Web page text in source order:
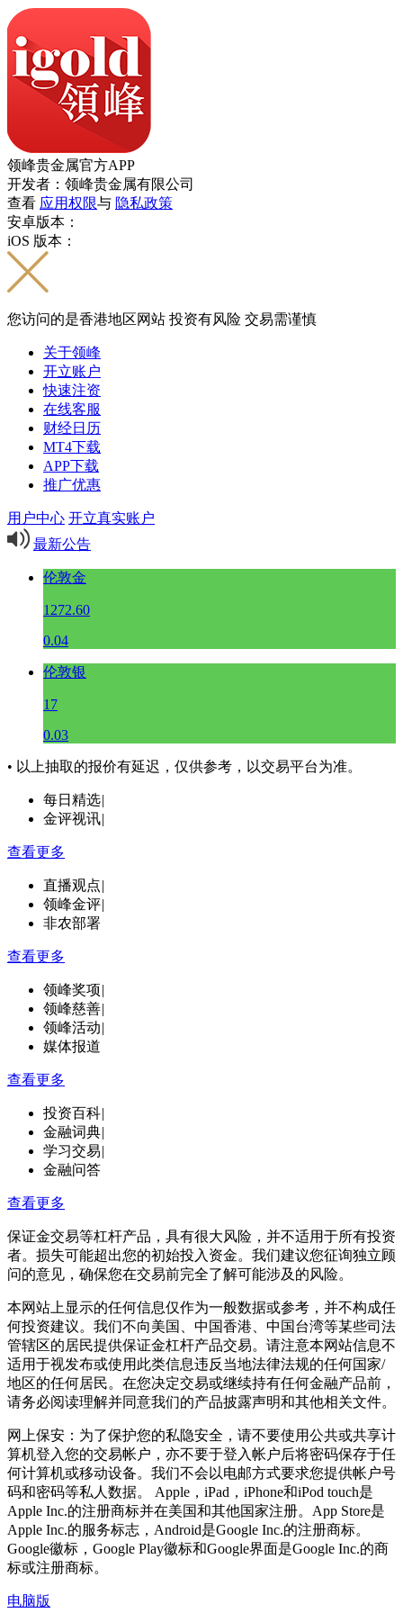
领峰贵金属官方APP
开发者：领峰贵金属有限公司
查看 应用权限与 隐私政策
安卓版本：
iOS 版本：
您访问的是香港地区网站 投资有风险 交易需谨慎
关于领峰
开立账户
快速注资
在线客服
财经日历
MT4下载
APP下载
推广优惠
用户中心 开立真实账户
最新公告
伦敦金
1272.60
0.04
伦敦银
17
0.03
• 以上抽取的报价有延迟，仅供参考，以交易平台为准。
每日精选|
金评视讯|
查看更多
直播观点|
领峰金评|
非农部署
查看更多
领峰奖项|
领峰慈善|
领峰活动|
媒体报道
查看更多
投资百科|
金融词典|
学习交易|
金融问答
查看更多
保证金交易等杠杆产品，具有很大风险，并不适用于所有投资
者。损失可能超出您的初始投入资金。我们建议您征询独立顾
问的意见，确保您在交易前完全了解可能涉及的风险。
本网站上显示的任何信息仅作为一般数据或参考，并不构成任
何投资建议。我们不向美国、中国香港、中国台湾等某些司法
管辖区的居民提供保证金杠杆产品交易。请注意本网站信息不
适用于视发布或使用此类信息违反当地法律法规的任何国家/
地区的任何居民。在您决定交易或继续持有任何金融产品前，
请务必阅读理解并同意我们的产品披露声明和其他相关文件。
网上保安：为了保护您的私隐安全，请不要使用公共或共享计
算机登入您的交易帐户，亦不要于登入帐户后将密码保存于任
何计算机或移动设备。我们不会以电邮方式要求您提供帐户号
码和密码等私人数据。 Apple，iPad，iPhone和iPod touch是
Apple Inc.的注册商标并在美国和其他国家注册。App Store是
Apple Inc.的服务标志，Android是Google Inc.的注册商标。
Google徽标，Google Play徽标和Google界面是Google Inc.的商
标或注册商标。
电脑版